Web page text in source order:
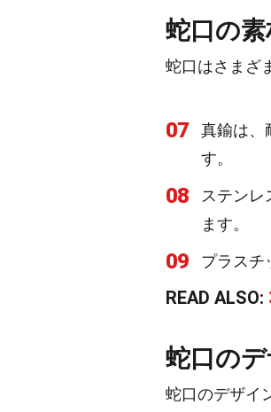
蛇口の
蛇口はさまざ
07
真鍮は、
す。
08
ステン
ます。
09 プラスチ
READ ALSO:
蛇口の
蛇口のデザイ